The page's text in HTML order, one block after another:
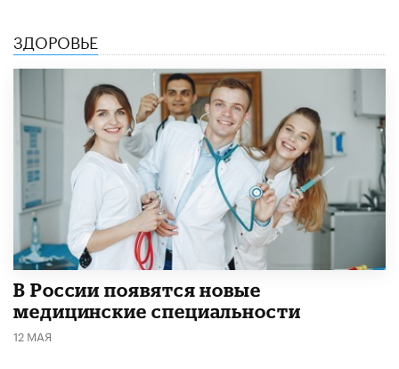
ЗДОРОВЬЕ
В России появятся новые
медицинские специальности
12 МАЯ